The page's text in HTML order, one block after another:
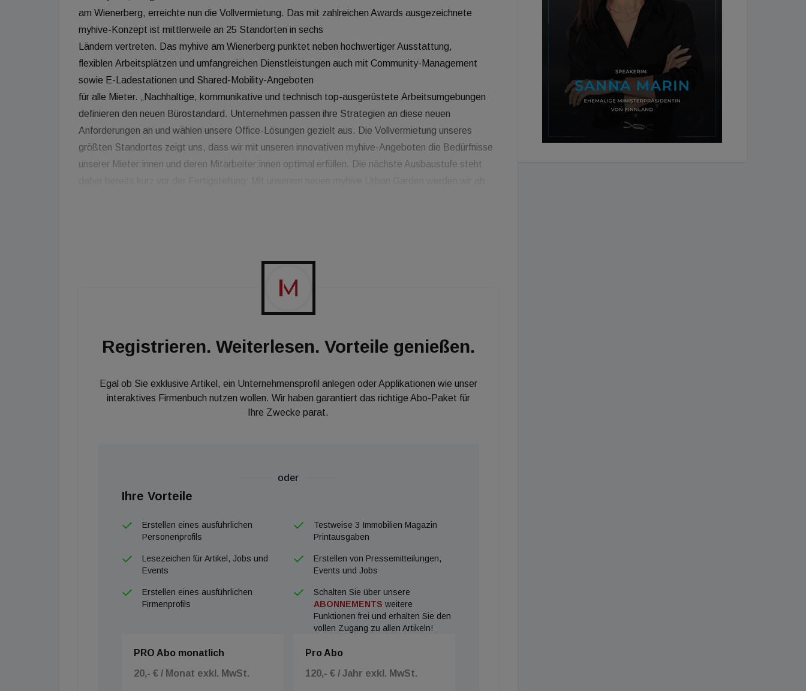
am Wienerberg, erreichte nun die Vollvermietung. Das mit zahlreichen Awards ausgezeichnete
myhive-Konzept ist mittlerweile an 25 Standorten in sechs
Ländern vertreten. Das myhive am Wienerberg punktet neben hochwertiger Ausstattung,
flexiblen Arbeitsplätzen und umfangreichen Dienstleistungen auch mit Community-Management
sowie E-Ladestationen und Shared-Mobility-Angeboten
für alle Mieter. „Nachhaltige, kommunikative und technisch top-ausgerüstete Arbeitsumgebungen
definieren den neuen Bürostandard. Unternehmen passen ihre Strategien an diese neuen
Anforderungen an und wählen unsere Office-Lösungen gezielt aus. Die Vollvermietung unseres
größten Standortes zeigt uns, dass wir mit unseren innovativen myhive-Angeboten die Bedürfnisse
unserer Mieter:innen und deren Mitarbeiter:innen optimal erfüllen. Die nächste Ausbaustufe steht
Fertigstellung die BREEAM-Zertifizierung „outstanding“ erhalten und EU-Taxonomie-konform sein.
Registrieren. Weiterlesen. Vorteile genießen.
Egal ob Sie exklusive Artikel, ein Unternehmensprofil anlegen oder Applikationen wie unser
interaktives Firmenbuch nutzen wollen. Wir haben garantiert das richtige Abo-Paket für
Ihre Zwecke parat.
oder
Ihre Vorteile
Erstellen eines ausführlichen
Personenprofils
Testweise 3 Immobilien Magazin
Printausgaben
Lesezeichen für Artikel, Jobs und
Events
Erstellen von Pressemitteilungen,
Events und Jobs
Erstellen eines ausführlichen
Firmenprofils
Schalten Sie über unsere
ABONNEMENTS weitere
Funktionen frei und erhalten Sie den
vollen Zugang zu allen Artikeln!
PRO Abo monatlich
20,- € / Monat exkl. MwSt.
Pro Abo
120,- € / Jahr exkl. MwSt.